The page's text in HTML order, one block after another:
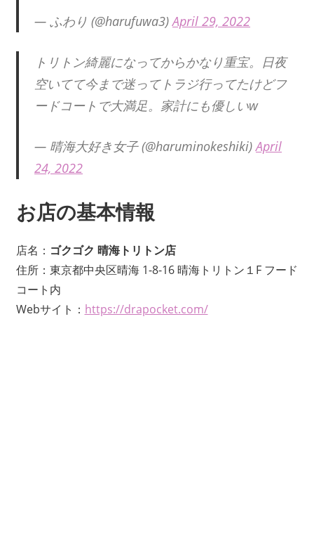
— ふわり (@harufuwa3)April 29, 2022
トリトン綺麗になってからかなり重宝。日夜
空いてて今まで迷ってトラジ行ってたけどフ
ードコートで大満足。家計にも優しいw
— 晴海大好き女子 (@haruminokeshiki)April
24, 2022
お店の基本情報
店名： ゴクゴク 晴海トリトン店
住所：東京都中央区晴海 1-8-16 晴海トリトン１F フード
コート内
Webサイト： https://drapocket.com/